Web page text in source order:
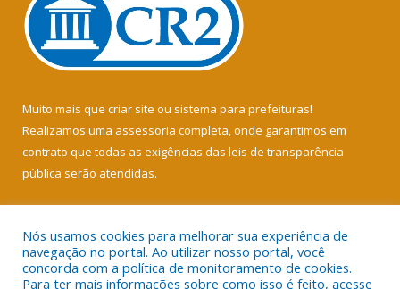
Muito mais que criar site ou sistema para prefeituras!
Realizamos uma assessoria completa, onde garantimos em
contrato que todas as exigências das leis de transparência
pública serão atendidas.
Nós usamos cookies para melhorar sua experiência de
navegação no portal. Ao utilizar nosso portal, você
concorda com a política de monitoramento de cookies.
Para ter mais informações sobre como isso é feito, acesse